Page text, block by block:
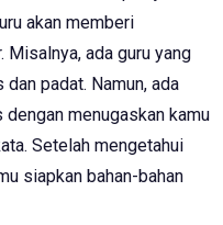
akan memberi
Misalnya, ada guru yang
dan padat. Namun, ada
menugaskan kamu
Setelah mengetahui
siapkan bahan-bahan